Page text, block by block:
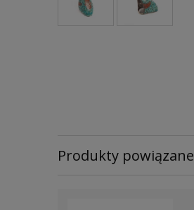
Produkty powiązane